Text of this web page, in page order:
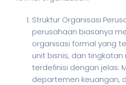
Struktur Organisasi
perusahaan biasanya
organisasi formal yang
unit bisnis, dan
terdefinisi dengan jelas.
departemen keuangan,